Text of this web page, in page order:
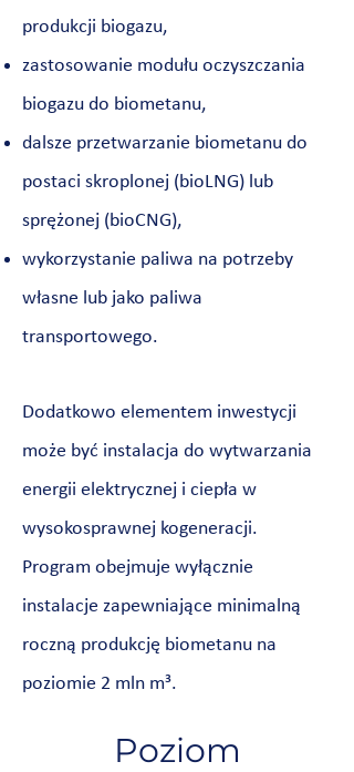
produkcji biogazu,
zastosowanie modułu oczyszczania
biogazu do biometanu,
dalsze przetwarzanie biometanu do
postaci skroplonej (bioLNG) lub
sprężonej (bioCNG),
wykorzystanie paliwa na potrzeby
własne lub jako paliwa
transportowego.
Dodatkowo elementem inwestycji
może być instalacja do wytwarzania
energii elektrycznej i ciepła w
wysokosprawnej kogeneracji.
Program obejmuje wyłącznie
instalacje zapewniające minimalną
roczną produkcję biometanu na
poziomie 2 mln m³.
Poziom